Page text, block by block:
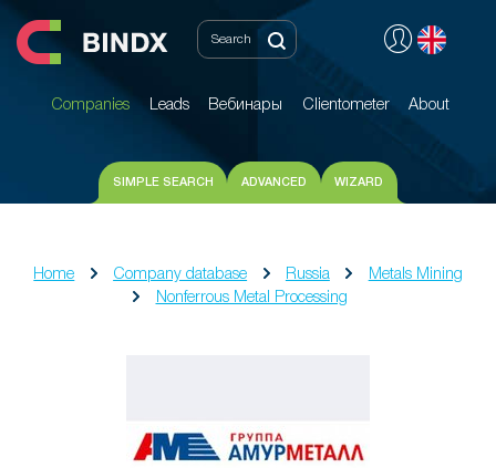
Companies Leads Вебинары Clientometer About
Companies Leads Вебинары Clientometer About
SIMPLE SEARCH ADVANCED WIZARD
Home Company database Russia
Metals Mining
Nonferrous Metal Processing